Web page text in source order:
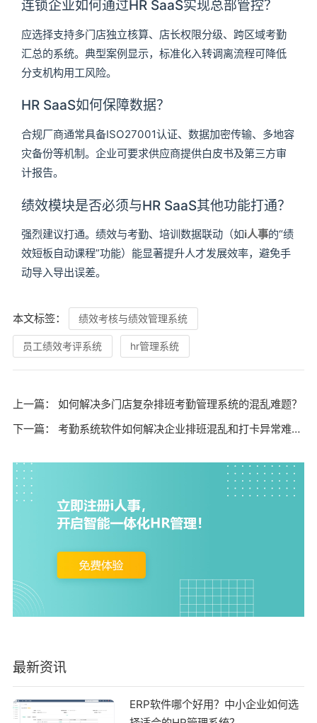
连锁企业如何通过HR SaaS实现总部管控？
应选择支持多门店独立核算、店长权限分级、跨区域考勤
汇总的系统。典型案例显示，标准化入转调离流程可降低
分支机构用工风险。
HR SaaS如何保障数据？
合规厂商通常具备ISO27001认证、数据加密传输、多地容
灾备份等机制。企业可要求供应商提供白皮书及第三方审
计报告。
绩效模块是否必须与HR SaaS其他功能打通？
强烈建议打通。绩效与考勤、培训数据联动（如i人事的“绩
效短板自动课程”功能）能显著提升人才发展效率，避免手
动导入导出误差。
本文标签： 绩效考核与绩效管理系统
员工绩效考评系统 hr管理系统
上一篇： 如何解决多门店复杂排班考勤管理系统的混乱难题？
下一篇： 考勤系统软件如何解决企业排班混乱和打卡异常难题？
最新资讯
ERP软件哪个好用？中小企业如何选